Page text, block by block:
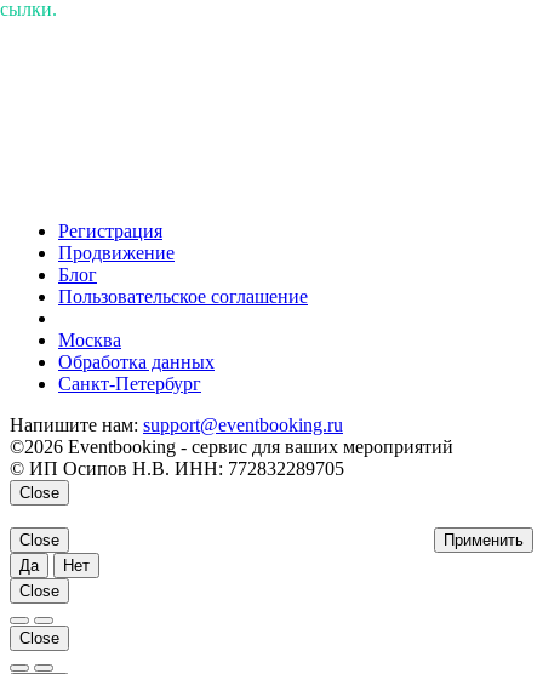
Регистрация
Продвижение
Блог
Пользовательское соглашение
Москва
Обработка данных
Санкт-Петербург
Напишите нам: support@eventbooking.ru
©2026 Eventbooking - сервис для ваших мероприятий
© ИП Осипов Н.В. ИНН: 772832289705
Close
Применить
Close
Да
Нет
Close
Close